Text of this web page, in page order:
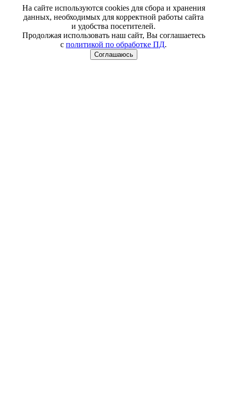
На сайте используются cookies для сбора и хранения
данных, необходимых для корректной работы сайта
и удобства посетителей.
Продолжая использовать наш сайт, Вы соглашаетесь
с политикой по обработке ПД.
Соглашаюсь